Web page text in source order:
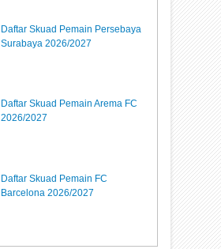
Daftar Skuad Pemain Persebaya
Surabaya 2026/2027
Daftar Skuad Pemain Arema FC
2026/2027
Daftar Skuad Pemain FC
Barcelona 2026/2027